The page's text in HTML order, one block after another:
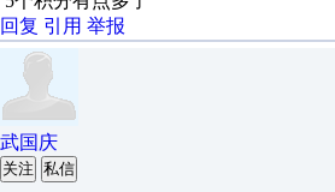
回复 引用 举报
武国庆
关注 私信